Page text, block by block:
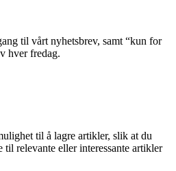
til vårt nyhetsbrev, samt “kun for
hver fredag.
til å lagre artikler, slik at du
relevante eller interessante artikler